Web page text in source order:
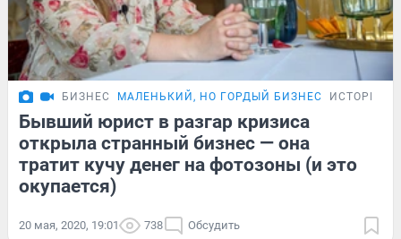
БИЗНЕС МАЛЕНЬКИЙ, НО ГОРДЫЙ БИЗНЕС ИСТОРИИ
Бывший юрист в разгар кризиса
открыла странный бизнес — она
тратит кучу денег на фотозоны (и это
окупается)
20 мая, 2020, 19:01 738 Обсудить